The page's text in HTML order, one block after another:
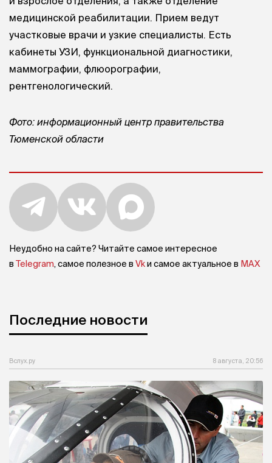
медицинской реабилитации. Прием ведут
участковые врачи и узкие специалисты. Есть
кабинеты УЗИ, функциональной диагностики,
маммографии, флюорографии,
рентгенологический.
Фото: информационный центр правительства
Тюменской области
Неудобно на сайте? Читайте самое интересное
в Telegram, самое полезное в Vkи самое актуальное в MAX
Последние новости
Вслух.ру 8 августа, 20:56